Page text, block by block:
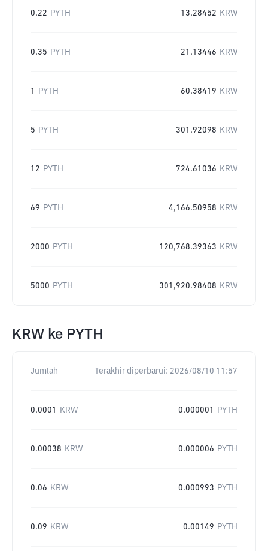
0.22 PYTH 13.28452 KRW
0.35 PYTH 21.13446 KRW
1 PYTH 60.38419 KRW
5 PYTH 301.92098 KRW
12 PYTH 724.61036 KRW
69 PYTH 4,166.50958 KRW
2000 PYTH 120,768.39363 KRW
5000 PYTH 301,920.98408 KRW
KRW ke PYTH
Jumlah Terakhir diperbarui: 2026/08/10 11:57
0.0001 KRW 0.000001 PYTH
0.00038 KRW 0.000006 PYTH
0.06 KRW 0.000993 PYTH
0.09 KRW 0.00149 PYTH